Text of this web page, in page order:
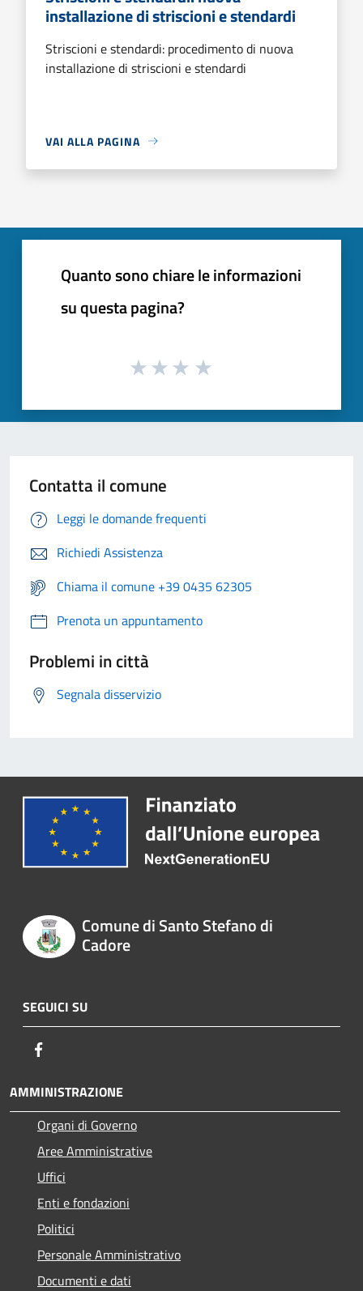
installazione di striscioni e stendardi
Striscioni e stendardi: procedimento di nuova
installazione di striscioni e stendardi
VAI ALLA PAGINA
Quanto sono chiare le informazioni
su questa pagina?
Contatta il comune
Leggi le domande frequenti
Richiedi Assistenza
Chiama il comune +39 0435 62305
Prenota un appuntamento
Problemi in città
Segnala disservizio
Comune di Santo Stefano di
Cadore
SEGUICI SU
AMMINISTRAZIONE
Organi di Governo
Aree Amministrative
Uffici
Enti e fondazioni
Politici
Personale Amministrativo
Documenti e dati